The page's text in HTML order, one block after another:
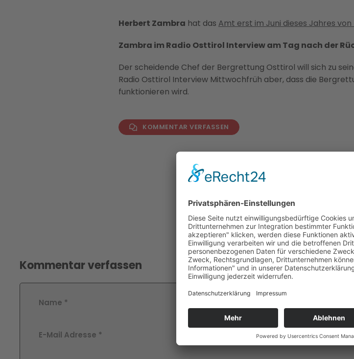
Herbert Zambra hat das Amt erst im Juni dieses Jahres
Zambra im Radio Osttirol Interview am Tag nach der
Der scheidende Chef der Bergrettung Osttirol will sich zu
Radio Osttirol Interview Mittwochfrüh aber, dass die
funktionieren wird.
KOMMENTAR VERFASSEN
Kommentar verfassen
Name *
E-Mail Adresse *